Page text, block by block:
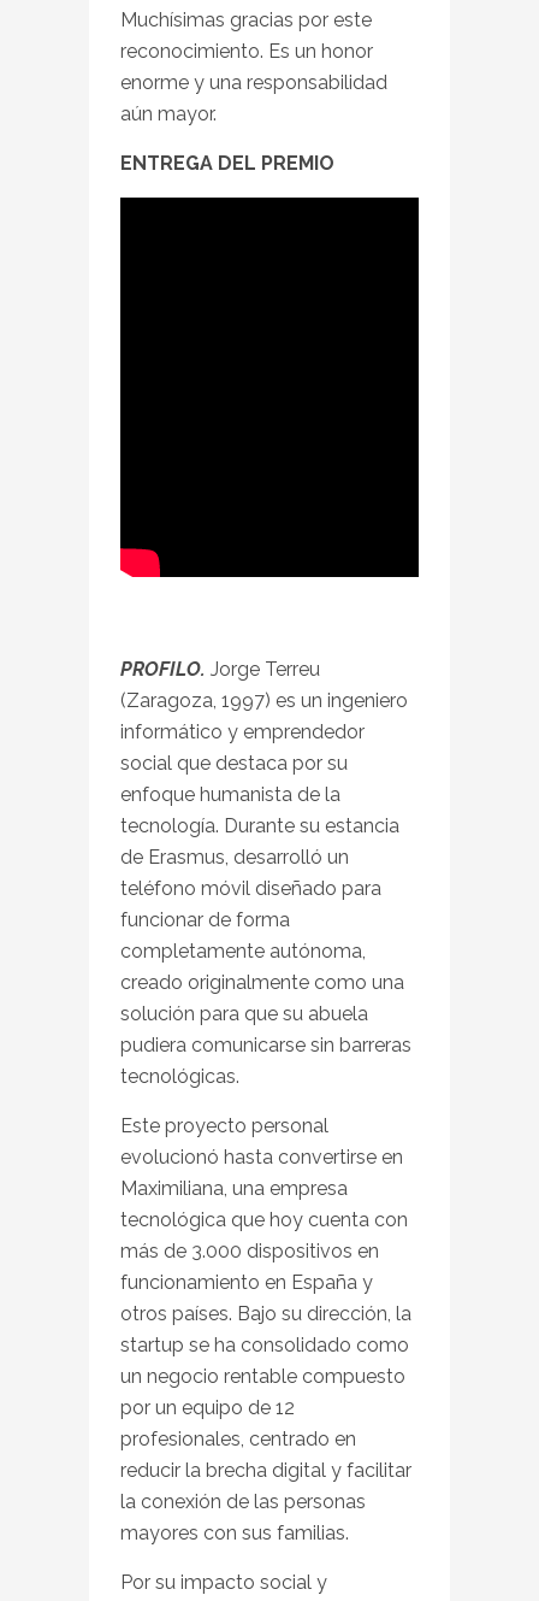
Muchísimas gracias por este
reconocimiento. Es un honor
enorme y una responsabilidad
aún mayor.
ENTREGA DEL PREMIO
PROFILO. Jorge Terreu
(Zaragoza, 1997) es un ingeniero
informático y emprendedor
social que destaca por su
enfoque humanista de la
tecnología. Durante su estancia
de Erasmus, desarrolló un
teléfono móvil diseñado para
funcionar de forma
completamente autónoma,
creado originalmente como una
solución para que su abuela
pudiera comunicarse sin barreras
tecnológicas.
Este proyecto personal
evolucionó hasta convertirse en
Maximiliana, una empresa
tecnológica que hoy cuenta con
más de 3.000 dispositivos en
funcionamiento en España y
otros países. Bajo su dirección, la
startup se ha consolidado como
un negocio rentable compuesto
por un equipo de 12
profesionales, centrado en
reducir la brecha digital y facilitar
la conexión de las personas
mayores con sus familias.
Por su impacto social y